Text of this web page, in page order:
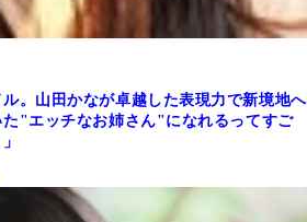
。山田かなが卓越した表現力で新境地へ
た"エッチなお姉さん"になれるってすご